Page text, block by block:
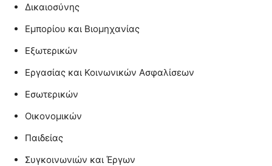
Δικαιοσύνης
Eμπορίου και Βιομηχανίας
Εξωτερικών
Εργασίας και Κοινωνικών Ασφαλίσεων
Εσωτερικών
Οικονομικών
Παιδείας
Συγκοινωνιών και Έργων